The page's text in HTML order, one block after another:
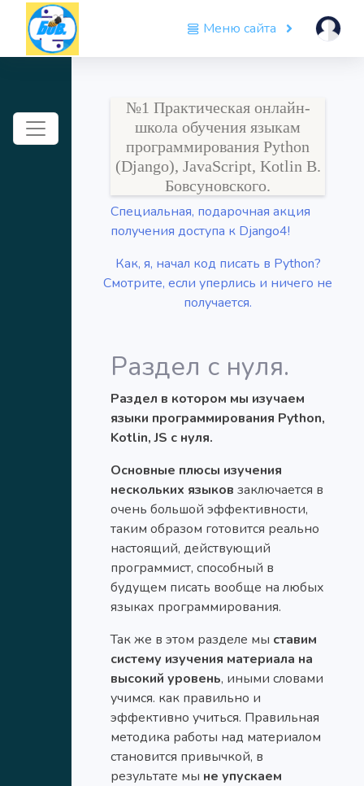
Toggle navigation
Меню сайта
№1 Практическая онлайн-
школа обучения языкам
программирования Python
(Django), JavaScript, Kotlin В.
Бовсуновского.
Специальная, подарочная акция
получения доступа к Django4!
Как, я, начал код писать в Python?
Смотрите, если уперлись и ничего не
получается.
Раздел с нуля.
Раздел в котором мы изучаем
языки программирования Python,
Kotlin, JS с нуля.
Основные плюсы изучения
нескольких языков заключается в
очень большой эффективности,
таким образом готовится реально
настоящий, действующий
программист, способный в
будущем писать вообще на любых
языках программирования.
Так же в этом разделе мы ставим
систему изучения материала на
высокий уровень, иными словами
учимся. как правильно и
эффективно учиться. Правильная
методика работы над материалом
становится привычкой, в
результате мы не упускаем